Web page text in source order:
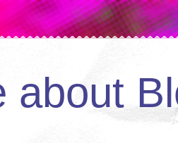
about